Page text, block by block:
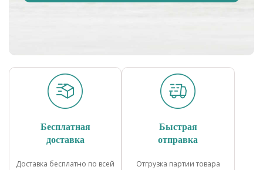
Бесплатная
доставка
Доставка бесплатно по всей
Быстрая
отправка
Отгрузка партии товара